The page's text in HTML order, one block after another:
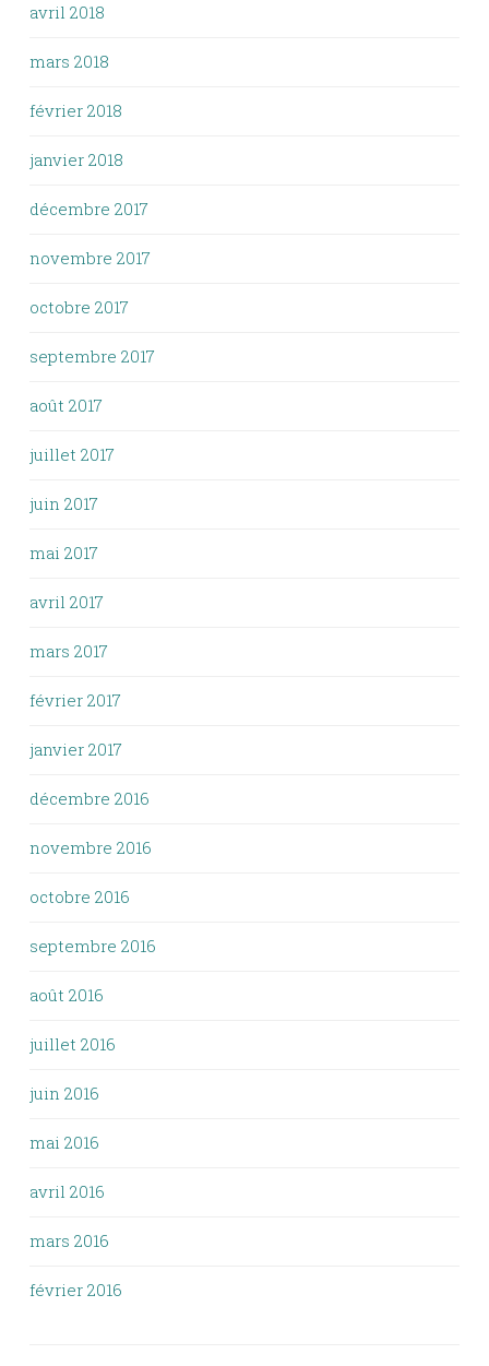
avril 2018
mars 2018
février 2018
janvier 2018
décembre 2017
novembre 2017
octobre 2017
septembre 2017
août 2017
juillet 2017
juin 2017
mai 2017
avril 2017
mars 2017
février 2017
janvier 2017
décembre 2016
novembre 2016
octobre 2016
septembre 2016
août 2016
juillet 2016
juin 2016
mai 2016
avril 2016
mars 2016
février 2016